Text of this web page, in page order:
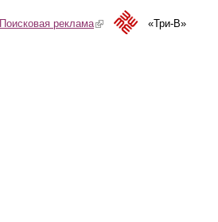
Поисковая реклама(link is external)«Три-В»